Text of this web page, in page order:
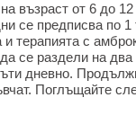
възраст от 6 до
се предписва по 1
терапията с
се раздели на
дневно.
Поглъщайте